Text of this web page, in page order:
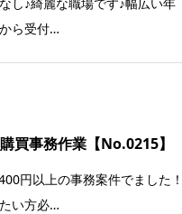
ら受付…
買事務作業【No.0215】
円以上の事務案件でました
い方必…